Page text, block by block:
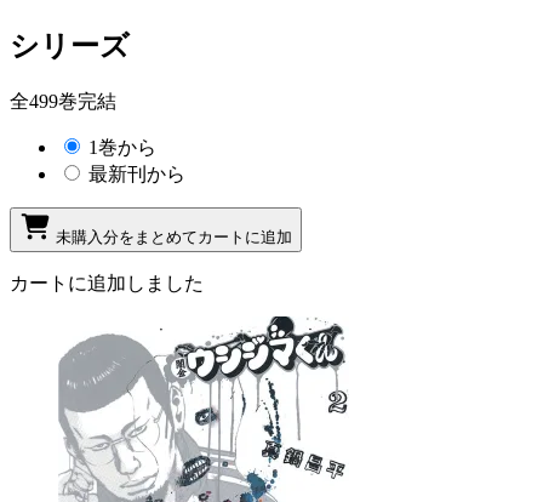
シリーズ
全499巻完結
1巻から
最新刊から
未購入分をまとめてカートに追加
カートに追加しました